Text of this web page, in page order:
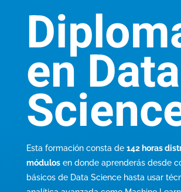
en Data
Esta formación consta de 142 horas
módulosen donde aprenderás desde
básicos de Data Science hasta usar